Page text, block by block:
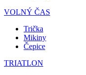
VOLNÝ ČAS
Trička
Mikiny
Čepice
TRIATLON